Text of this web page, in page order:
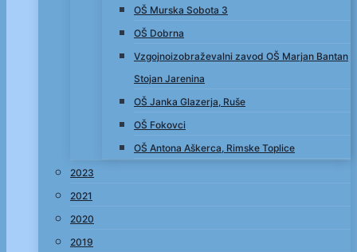
OŠ Murska Sobota 3
OŠ Dobrna
Vzgojnoizobraževalni zavod OŠ Marjan Bantan
Stojan Jarenina
OŠ Janka Glazerja, Ruše
OŠ Fokovci
OŠ Antona Aškerca, Rimske Toplice
2023
2021
2020
2019